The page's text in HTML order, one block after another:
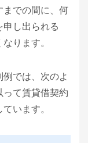
までの間に、何
申し出られる
ります。
では、次のよ
って賃貸借契約
います。